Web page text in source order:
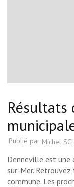
Résultats
Publié par Michel
Denneville est une
sur-Mer.
commune. Les